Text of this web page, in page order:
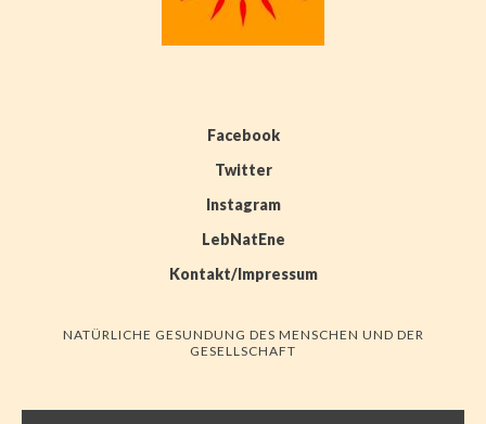
Facebook
Twitter
Instagram
LebNatEne
Kontakt/Impressum
NATÜRLICHE GESUNDUNG DES MENSCHEN UND DER
GESELLSCHAFT